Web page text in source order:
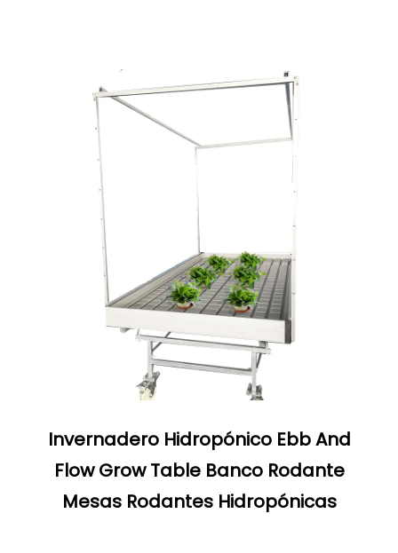
Invernadero Hidropónico Ebb And
Flow Grow Table Banco Rodante
Mesas Rodantes Hidropónicas